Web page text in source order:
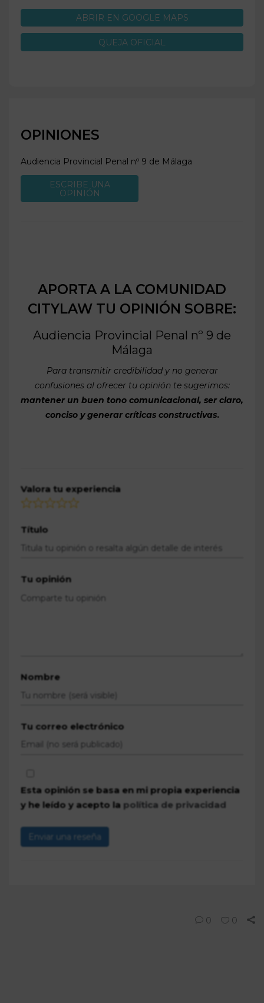
ABRIR EN GOOGLE MAPS
QUEJA OFICIAL
OPINIONES
Audiencia Provincial Penal nº 9 de Málaga
ESCRIBE UNA
OPINIÓN
APORTA A LA COMUNIDAD
CITYLAW TU OPINIÓN SOBRE:
Audiencia Provincial Penal nº 9 de
Málaga
Para transmitir credibilidad y no generar
confusiones al ofrecer tu opinión te sugerimos:
mantener un buen tono comunicacional, ser claro,
conciso y generar críticas constructivas.
Valora tu experiencia
Título
Tu opinión
Nombre
Tu correo electrónico
Esta opinión se basa en mi propia experiencia
y he leído y acepto la política de privacidad
Enviar una reseña
0 0